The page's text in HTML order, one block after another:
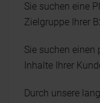
Sie suchen eine
Zielgruppe Ihrer
Sie suchen einen
Inhalte Ihrer
Durch unsere